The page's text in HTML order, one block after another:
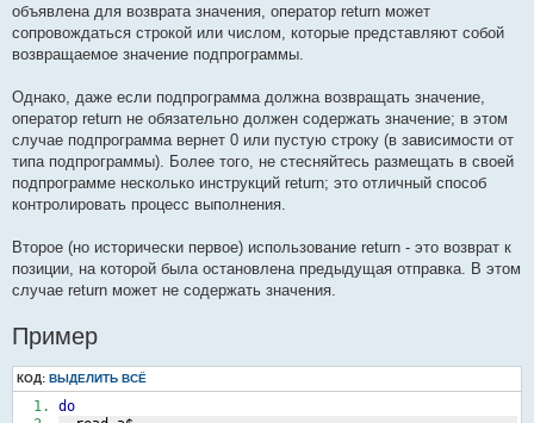
объявлена для возврата значения, оператор return может
сопровождаться строкой или числом, которые представляют собой
возвращаемое значение подпрограммы.
Однако, даже если подпрограмма должна возвращать значение,
оператор return не обязательно должен содержать значение; в этом
случае подпрограмма вернет 0 или пустую строку (в зависимости от
типа подпрограммы). Более того, не стесняйтесь размещать в своей
подпрограмме несколько инструкций return; это отличный способ
контролировать процесс выполнения.
Второе (но исторически первое) использование return - это возврат к
позиции, на которой была остановлена предыдущая отправка. В этом
случае return может не содержать значения.
Пример
КОД: ВЫДЕЛИТЬ ВСЁ
do